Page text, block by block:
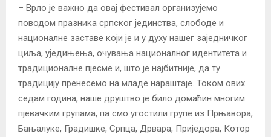
– Врло је важно да овај фестивал организујемо
поводом празника српског јединства, слободе и
националне заставе који је и у духу нашег заједничког
циља, уједињења, очувања националног идентитета и
традиционалне пјесме и, што је најбитније, да ту
традицију пренесемо на младе нараштаје. Током ових
седам година, наше друштво је било домаћин многим
пјевачким групама, па смо угостили групе из Прњавора,
Бањалуке, Градишке, Српца, Дрвара, Приједора, Котор